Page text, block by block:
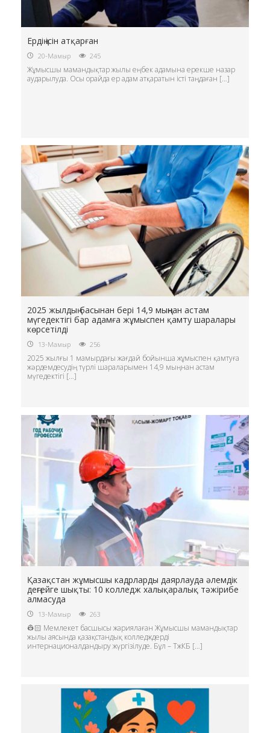
Ердің ісін атқарған
20-Мамыр 245
Жұмысшы мамандықтар жылы еңбек адамына ерекше назар
аударылуда. Осы орайда ер адам атқаратын істі таңдаған […]
2025 жылдың басынан бері 14,9 мыңнан астам
мүгедектігі бар адамға жұмыспен қамту шаралары
көрсетілді
13-Мамыр 256
2025 жылғы 1 мамырдағы жағдай бойынша жұмыспен қамтуға
жәрдемдесудің түрлі шараларымен 14,9 мыңнан астам
мүгедектігі […]
Қазақстан жұмысшы кадрларды даярлауда әлемдік
деңгейге шықты: 10 колледж халықаралық тәжірибе
алмасуда
13-Мамыр 263
👷🏻 Мемлекет басшысы жариялаған Жұмысшы мамандықтар
жылы аясында қазақстандық колледждерді
интернационалдандыру жүргізілуде. Бұл – ТжКБ […]